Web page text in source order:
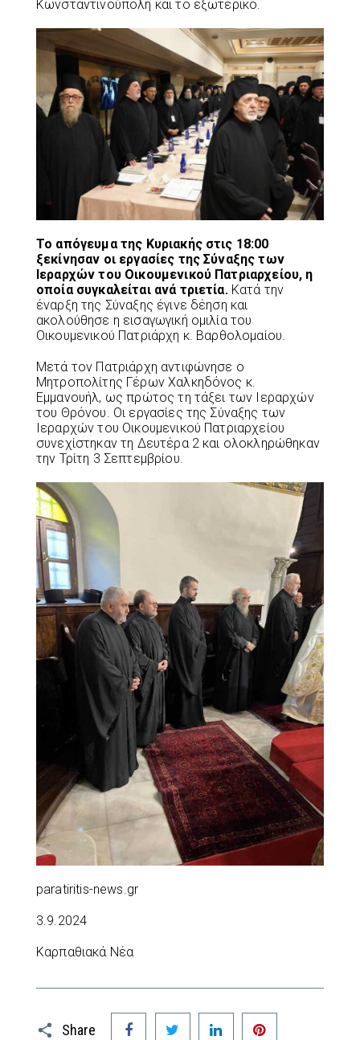
Κωνσταντινούπολη και το εξωτερικό.
Το απόγευμα της Κυριακής στις 18:00
ξεκίνησαν οι εργασίες της Σύναξης των
Ιεραρχών του Οικουμενικού Πατριαρχείου, η
οποία συγκαλείται ανά τριετία. Κατά την
έναρξη της Σύναξης έγινε δέηση και
ακολούθησε η εισαγωγική ομιλία του
Οικουμενικού Πατριάρχη κ. Βαρθολομαίου.
Μετά τον Πατριάρχη αντιφώνησε ο
Μητροπολίτης Γέρων Χαλκηδόνος κ.
Εμμανουήλ, ως πρώτος τη τάξει των Ιεραρχών
του Θρόνου. Οι εργασίες της Σύναξης των
Ιεραρχών του Οικουμενικού Πατριαρχείου
συνεχίστηκαν τη Δευτέρα 2 και ολοκληρώθηκαν
την Τρίτη 3 Σεπτεμβρίου.
paratiritis-news.gr
3.9.2024
Καρπαθιακά Νέα
Share
Facebook Twitter LinkedIn